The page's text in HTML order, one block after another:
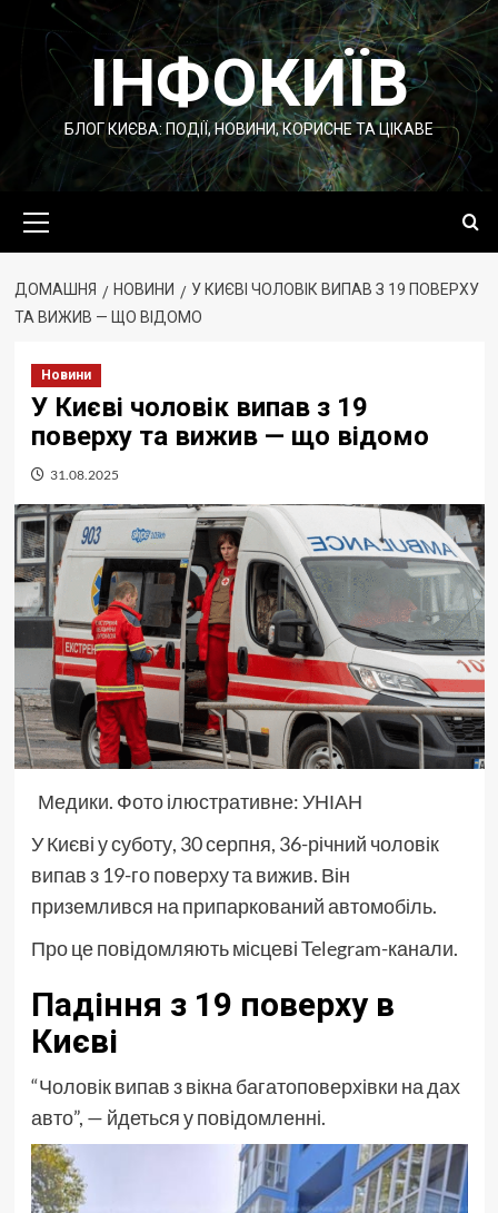
Перейти
ІНФОКИЇВ
БЛОГ КИЄВА: ПОДІЇ, НОВИНИ, КОРИСНЕ ТА ЦІКАВЕ
меню
ДОМАШНЯ НОВИНИ
У КИЄВІ ЧОЛОВІК ВИПАВ З 19 ПОВЕРХУ
ТА ВИЖИВ — ЩО ВІДОМО
Новини
У Києві чоловік випав з 19
поверху та вижив — що відомо
31.08.2025
Медики. Фото ілюстративне: УНІАН
У Києві у суботу, 30 серпня, 36-річний чоловік
випав з 19-го поверху та вижив. Він
приземлився на припаркований автомобіль.
Про це повідомляють місцеві Telegram-канали.
Падіння з 19 поверху в
Києві
“Чоловік випав з вікна багатоповерхівки на дах
авто”, — йдеться у повідомленні.